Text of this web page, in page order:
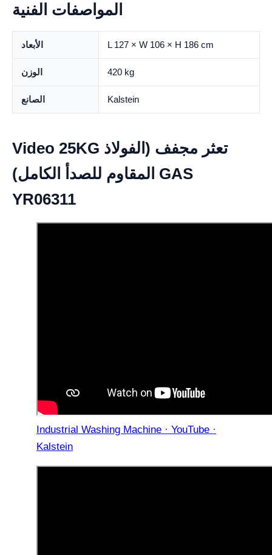
المواصفات الفنية
الأبعاد L 127 × W 106 × H 186 cm
الوزن 420 kg
الصانع Kalstein
Video 25KG تعثر مجفف (الفولاذ
المقاوم للصدأ الكامل) GAS
YR06311
Industrial Washing Machine · YouTube ·
Kalstein